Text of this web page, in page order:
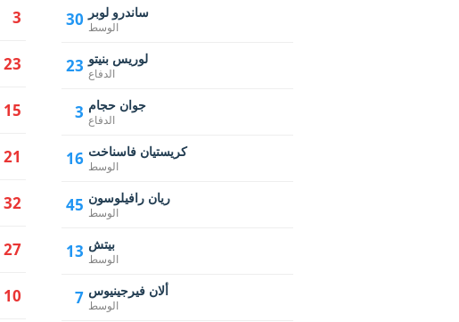
30 ساندرو لوبر
الوسط
23 لوريس بنيتو
الدفاع
3 جوان حجام
الدفاع
16 كريستيان فاسناخت
الوسط
45 ريان رافيلوسون
الوسط
13 بيتش
الوسط
7 ألان فيرجينيوس
الوسط
3
23
15
21
32
27
10